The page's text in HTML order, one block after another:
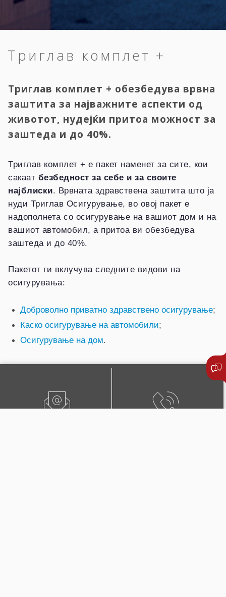
Триглав комплет +
Триглав комплет + обезбедува врвна
заштита за најважните аспекти од
животот, нудејќи притоа можност за
заштеда и до 40%.
Триглав комплет + е пакет наменет за сите, кои
сакаат безбедност за себе и за своите
најблиски. Врвната здравствена заштита што ја
нуди Триглав Осигурување, во овој пакет е
надополнета со осигурување на вашиот дом и на
вашиот автомобил, а притоа ви обезбедува
заштеда и до 40%.
Пакетот ги вклучува следните видови на
осигурувања:
Доброволно приватно здравствено осигурување;
Каско осигурување на автомобили;
Осигурување на дом.